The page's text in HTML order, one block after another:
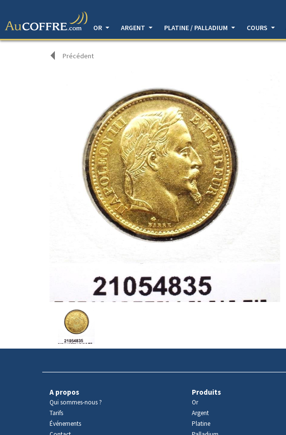
OR
ARGENT PLATINE / PALLADIUM COURS
Précédent
produit
A propos
Qui sommes-nous ?
Tarifs
Événements
Produits
Or
Argent
Platine